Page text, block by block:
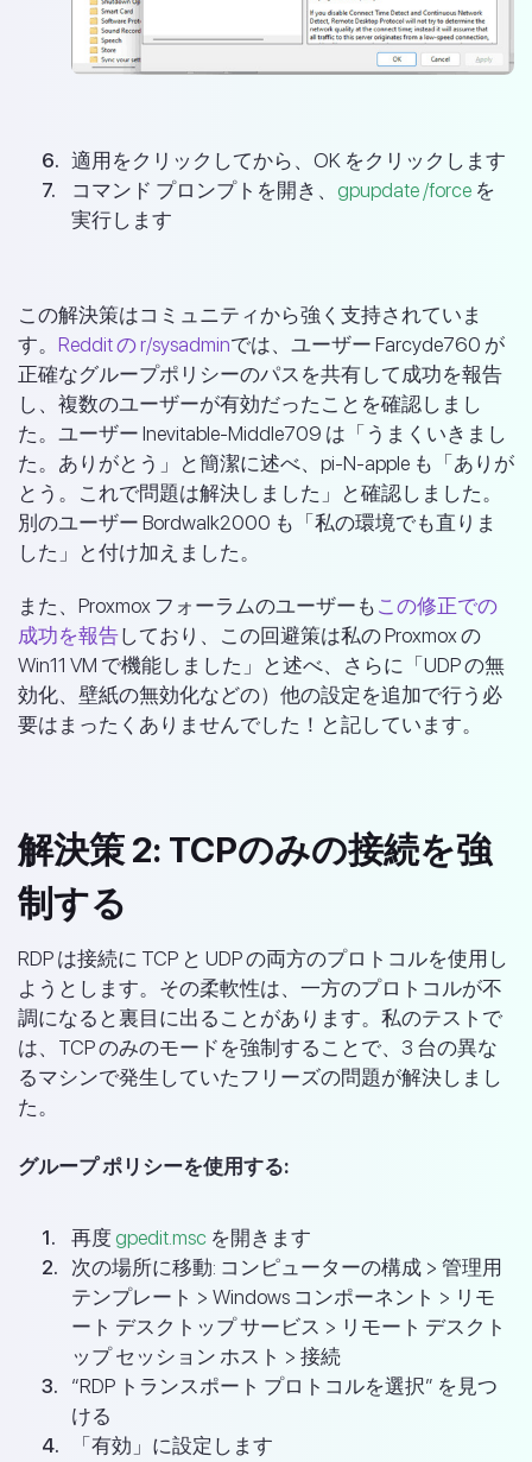
適用をクリックしてから、OK をクリックします
コマンド プロンプトを開き、 gpupdate /force を
実行します
この解決策はコミュニティから強く支持されていま
す。 Reddit の r/sysadminでは、ユーザー Farcyde760 が
正確なグループポリシーのパスを共有して成功を報告
し、複数のユーザーが有効だったことを確認しまし
た。ユーザー Inevitable-Middle709 は「うまくいきまし
た。ありがとう」と簡潔に述べ、pi-N-apple も「ありが
とう。これで問題は解決しました」と確認しました。
別のユーザー Bordwalk2000 も「私の環境でも直りま
した」と付け加えました。
また、Proxmox フォーラムのユーザーも この修正での
成功を報告しており、この回避策は私の Proxmox の
Win11 VM で機能しました」と述べ、さらに「UDP の無
効化、壁紙の無効化などの）他の設定を追加で行う必
要はまったくありませんでした！と記しています。
解決策 2: TCPのみの接続を強
制する
RDP は接続に TCP と UDP の両方のプロトコルを使用し
ようとします。その柔軟性は、一方のプロトコルが不
調になると裏目に出ることがあります。私のテストで
は、TCP のみのモードを強制することで、3 台の異な
るマシンで発生していたフリーズの問題が解決しまし
た。
グループ ポリシーを使用する:
再度gpedit.msc を開きます
次の場所に移動: コンピューターの構成 > 管理用
テンプレート > Windows コンポーネント > リモ
ート デスクトップ サービス > リモート デスクト
ップ セッション ホスト > 接続
“RDP トランスポート プロトコルを選択” を見つ
ける
「有効」に設定します